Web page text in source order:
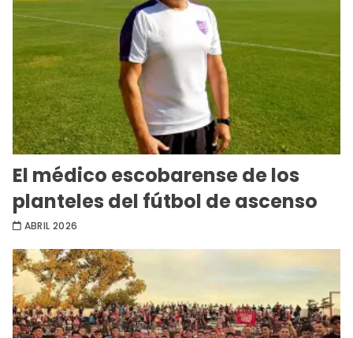
El médico escobarense de los
planteles del fútbol de ascenso
ABRIL 2026